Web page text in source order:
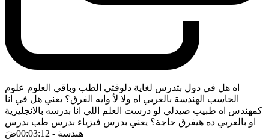
اه هل في دول بتدرس لغاية دلوقتي الطب وباقي العلوم علوم
الحاسب الهندسة بالعربي اه ولا لأ وايه الفرق؟ يعني هل في انا
كمهندس اه طبيب صيدلي لو درست العلم اللي انا بدرسه بالانجليزية
او بالعربي ده هيفرق حاجة؟ يعني بدرس فيزياء بدرس طب بدرس
هندسة - 00:03:12 ضَ